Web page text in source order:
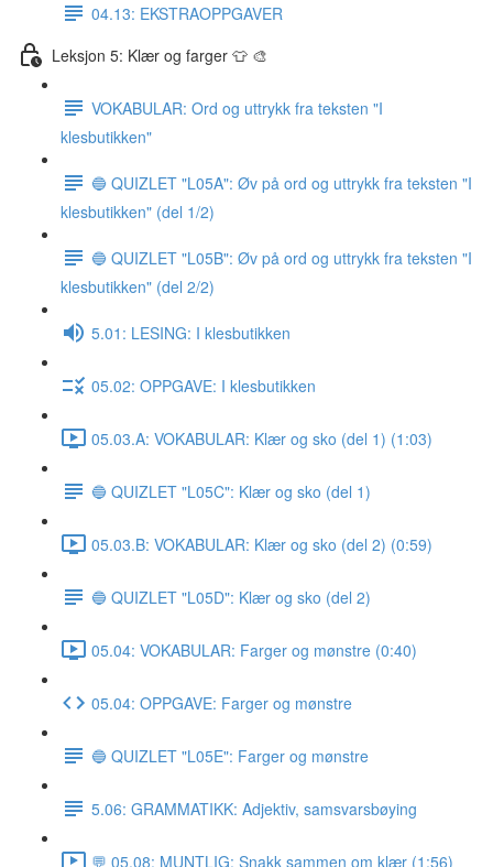
04.13: EKSTRAOPPGAVER
Leksjon 5: Klær og farger 👕 🎨
VOKABULAR: Ord og uttrykk fra teksten "I
klesbutikken"
🔵 QUIZLET "L05A": Øv på ord og uttrykk fra teksten "I
klesbutikken" (del 1/2)
🔵 QUIZLET "L05B": Øv på ord og uttrykk fra teksten "I
klesbutikken" (del 2/2)
5.01: LESING: I klesbutikken
05.02: OPPGAVE: I klesbutikken
05.03.A: VOKABULAR: Klær og sko (del 1) (1:03)
🔵 QUIZLET "L05C": Klær og sko (del 1)
05.03.B: VOKABULAR: Klær og sko (del 2) (0:59)
🔵 QUIZLET "L05D": Klær og sko (del 2)
05.04: VOKABULAR: Farger og mønstre (0:40)
05.04: OPPGAVE: Farger og mønstre
🔵 QUIZLET "L05E": Farger og mønstre
5.06: GRAMMATIKK: Adjektiv, samsvarsbøying
💬 05.08: MUNTLIG: Snakk sammen om klær (1:56)